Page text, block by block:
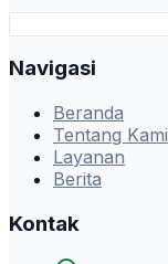
Navigasi
Beranda
Tentang Kami
Layanan
Berita
Kontak